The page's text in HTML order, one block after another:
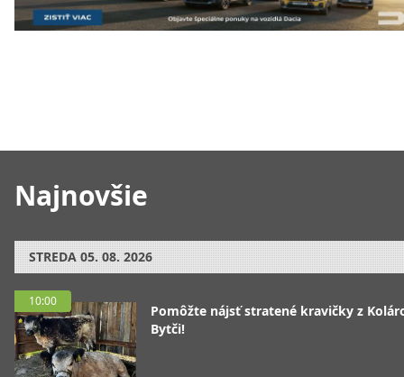
Najnovšie
STREDA 05. 08. 2026
10:00
Pomôžte nájsť stratené kravičky z
Bytči!